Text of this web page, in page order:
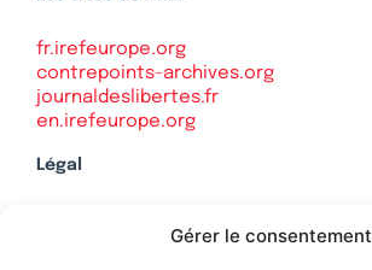
Gérer le consentement
fr.irefeurope.org
contrepoints-archives.org
journaldeslibertes.fr
en.irefeurope.org
Légal
Politique de confidentialité